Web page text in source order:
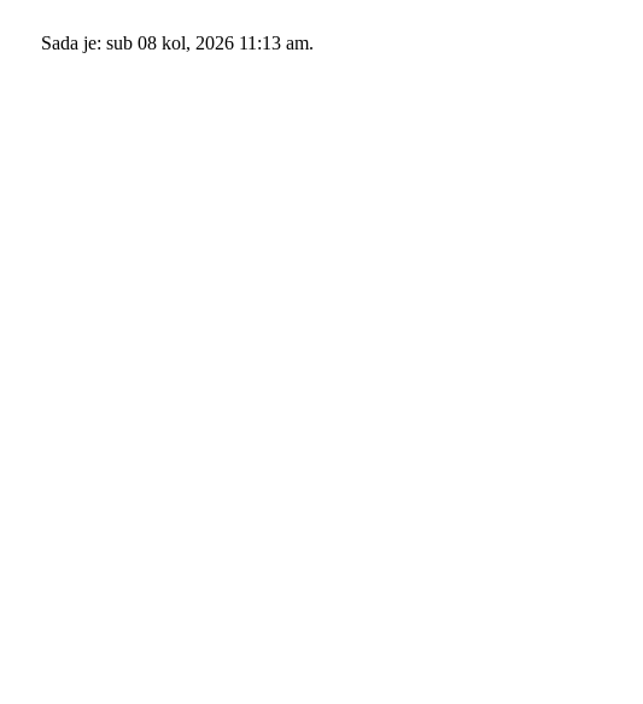
Sada je: sub 08 kol, 2026 11:13 am.